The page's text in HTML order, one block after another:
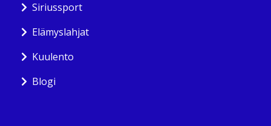
Siriussport
Elämyslahjat
Kuulento
Blogi